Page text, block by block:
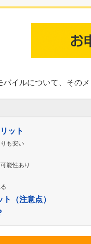
イルについて、その
ット
も安い
能性あり
（注意点）